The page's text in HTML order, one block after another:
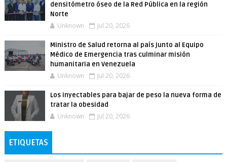
densitómetro óseo de la Red Pública en la región
Norte
Unknown Jul 20, 2026
Ministro de Salud retorna al país junto al Equipo
Médico de Emergencia tras culminar misión
humanitaria en Venezuela
Unknown Jul 20, 2026
Los inyectables para bajar de peso la nueva forma de
tratar la obesidad
Unknown Jul 20, 2026
ETIQUETAS